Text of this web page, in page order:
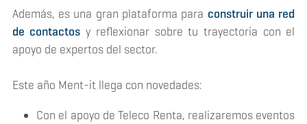
Además, es una gran plataforma para construir una red
de contactos y reflexionar sobre tu trayectoria con el
apoyo de expertos del sector.
Este año Ment-it llega con novedades:
Con el apoyo de Teleco Renta, realizaremos eventos